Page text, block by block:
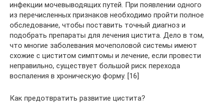
инфекции мочевыводящих путей. При появлении одного
из перечисленных признаков необходимо пройти полное
обследование, чтобы поставить точный диагноз и
подобрать препараты для лечения цистита. Дело в том,
что многие заболевания мочеполовой системы имеют
схожие с циститом симптомы и лечение, если провести
неправильно, существует большой риск перехода
воспаления в хроническую форму. [16]
Как предотвратить развитие цистита?